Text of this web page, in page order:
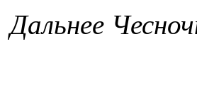
Дальнее